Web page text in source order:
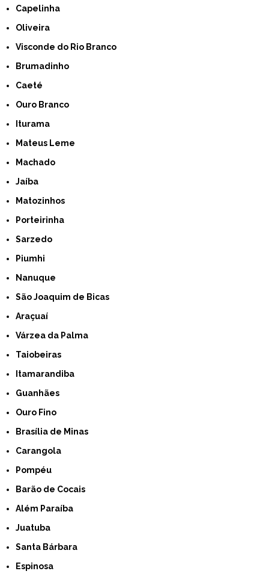
Capelinha
Oliveira
Visconde do Rio Branco
Brumadinho
Caeté
Ouro Branco
Iturama
Mateus Leme
Machado
Jaíba
Matozinhos
Porteirinha
Sarzedo
Piumhi
Nanuque
São Joaquim de Bicas
Araçuaí
Várzea da Palma
Taiobeiras
Itamarandiba
Guanhães
Ouro Fino
Brasília de Minas
Carangola
Pompéu
Barão de Cocais
Além Paraíba
Juatuba
Santa Bárbara
Espinosa